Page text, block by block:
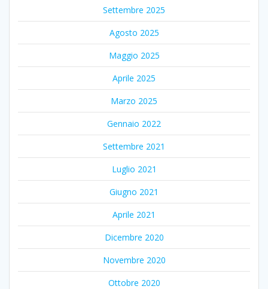
Settembre 2025
Agosto 2025
Maggio 2025
Aprile 2025
Marzo 2025
Gennaio 2022
Settembre 2021
Luglio 2021
Giugno 2021
Aprile 2021
Dicembre 2020
Novembre 2020
Ottobre 2020